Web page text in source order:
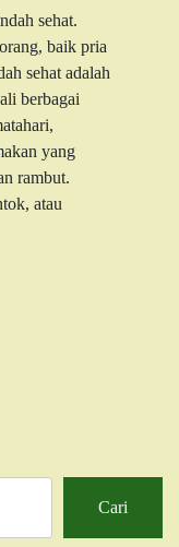
sehat.
baik pria
sehat adalah
berbagai
yang
rambut.
atau
Cari